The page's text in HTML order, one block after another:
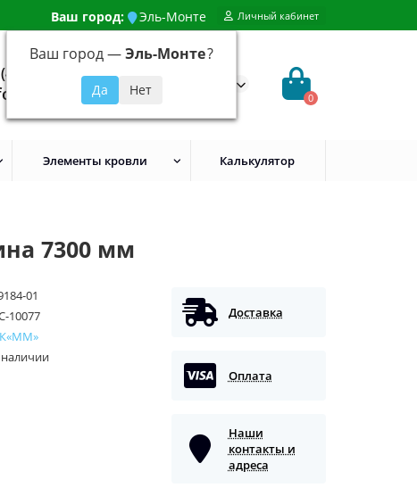
Ваш город: Эль-Монте
Ваш город —Эль-Монте?
Личный кабинет
648-92-94
0
Элементы кровли Калькулятор
7300 мм
01
10077
Доставка
Оплата
Наши
контакты и
адреса